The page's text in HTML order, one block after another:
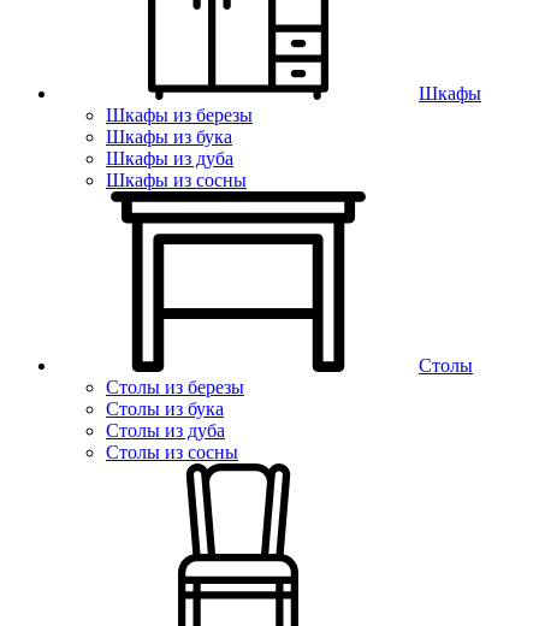
Шкафы
Шкафы из березы
Шкафы из бука
Шкафы из дуба
Шкафы из сосны
Столы
Столы из березы
Столы из бука
Столы из дуба
Столы из сосны